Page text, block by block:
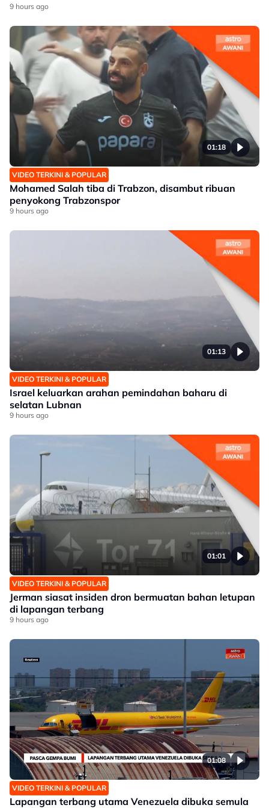
9 hours ago
01:18
VIDEO TERKINI & POPULAR
Mohamed Salah tiba di Trabzon, disambut ribuan
penyokong Trabzonspor
9 hours ago
01:13
VIDEO TERKINI & POPULAR
Israel keluarkan arahan pemindahan baharu di
selatan Lubnan
9 hours ago
01:01
VIDEO TERKINI & POPULAR
Jerman siasat insiden dron bermuatan bahan letupan
di lapangan terbang
9 hours ago
01:08
VIDEO TERKINI & POPULAR
Lapangan terbang utama Venezuela dibuka semula